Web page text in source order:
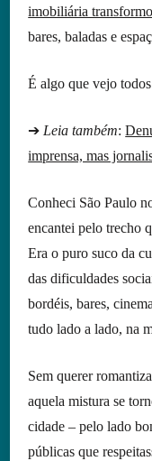
imobiliária
bares, baladas e
É algo que vejo
➔ Leia também:
imprensa, mas
Conheci São Paulo
encantei pelo trecho
Era o puro suco da
das dificuldades
bordéis, bares,
tudo lado a lado, na
Sem querer
aquela mistura se
cidade – pelo lado
públicas que